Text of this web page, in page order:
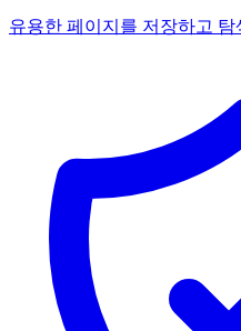
유용한 페이지를 저장하고